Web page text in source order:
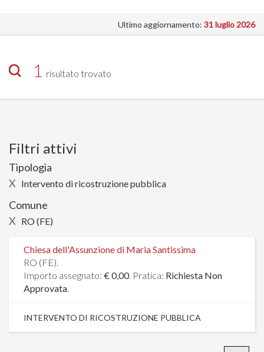
INTERVENTI
SI
Ultimo aggiornamento: 31 luglio 2026
1 risultato trovato
Filtri attivi
Tipologia
X Intervento di ricostruzione pubblica
Comune
X RO (FE)
Chiesa dell'Assunzione di Maria Santissima
RO (FE).
Importo assegnato: € 0,00. Pratica: Richiesta Non
Approvata.
INTERVENTO DI RICOSTRUZIONE PUBBLICA